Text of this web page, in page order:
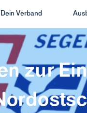
Dein Verband
zur